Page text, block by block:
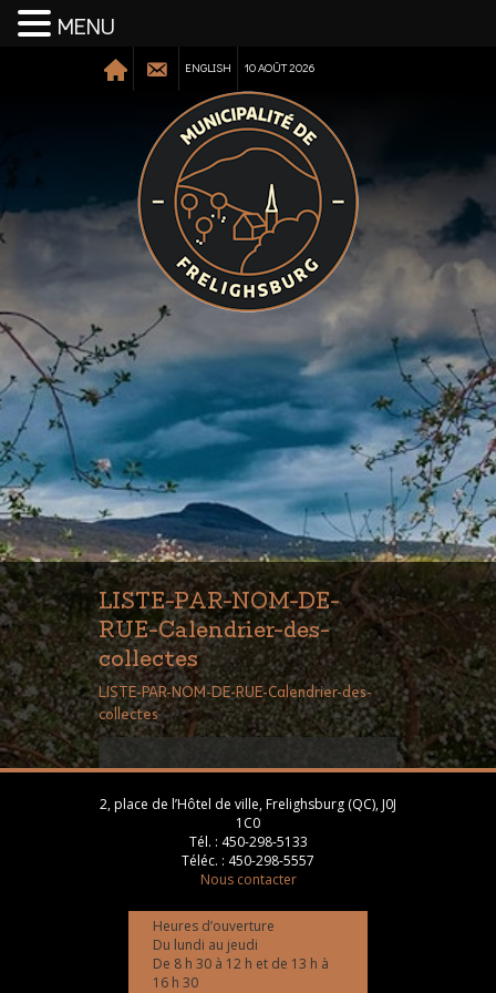
ENGLISH 10 AOÛT 2026
LISTE-PAR-NOM-DE-
RUE-Calendrier-des-
collectes
LISTE-PAR-NOM-DE-RUE-Calendrier-des-
collectes
2, place de l’Hôtel de ville, Frelighsburg (QC), J0J
1C0
Tél. : 450-298-5133
Téléc. : 450-298-5557
Nous contacter
Heures d’ouverture
Du lundi au jeudi
De 8 h 30 à 12 h et de 13 h à
16 h 30
MENU